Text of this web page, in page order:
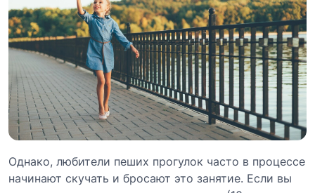
Однако, любители пеших прогулок часто в процессе
начинают скучать и бросают это занятие. Если вы